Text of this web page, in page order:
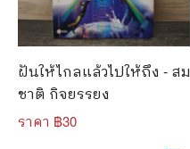
ฝันให้ไกลแล้วไปให้ถึง - สม
ชาติ กิจยรรยง
ราคา ฿30